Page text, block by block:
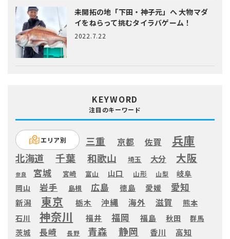
未開拓の地「下田・神子元」へ大物マダ
イをねらって挑むタイラバゲーム！
2022.7.22
KEYWORD
注目のキーワード
エリア別 三重 京都 佐賀 兵庫
北海道 千葉 和歌山 埼玉 大分 大阪
奈良 宮城 宮崎 富山 山口 山形 山梨
岐阜
岡山
岩手 島根 広島 徳島 愛媛 愛知
新潟 東京 栃木 沖縄 海外 滋賀
熊本
石川
神奈川 福井 福岡 福島 秋田 群馬
茨城 長崎 長野 青森 静岡 香川 高知